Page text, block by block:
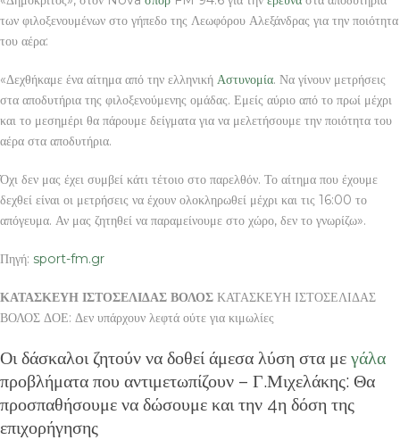
των φιλοξενουμένων στο γήπεδο της Λεωφόρου Αλεξάνδρας για την ποιότητα
του αέρα:
«Δεχθήκαμε ένα αίτημα από την ελληνική Αστυνομία. Να γίνουν μετρήσεις
στα αποδυτήρια της φιλοξενούμενης ομάδας. Εμείς αύριο από το πρωί μέχρι
και το μεσημέρι θα πάρουμε δείγματα για να μελετήσουμε την ποιότητα του
αέρα στα αποδυτήρια.
Όχι δεν μας έχει συμβεί κάτι τέτοιο στο παρελθόν. Το αίτημα που έχουμε
δεχθεί είναι οι μετρήσεις να έχουν ολοκληρωθεί μέχρι και τις 16:00 το
απόγευμα. Αν μας ζητηθεί να παραμείνουμε στο χώρο, δεν το γνωρίζω».
Πηγή: sport-fm.gr
ΚΑΤΑΣΚΕΥΗ ΙΣΤΟΣΕΛΙΔΑΣ ΒΟΛΟΣ ΚΑΤΑΣΚΕΥΗ ΙΣΤΟΣΕΛΙΔΑΣ
ΒΟΛΟΣ ΔΟΕ: Δεν υπάρχουν λεφτά ούτε για κιμωλίες
Οι δάσκαλοι ζητούν να δοθεί άμεσα λύση στα με γάλα
προβλήματα που αντιμετωπίζουν – Γ.Μιχελάκης: Θα
προσπαθήσουμε να δώσουμε και την 4η δόση της
επιχορήγησης